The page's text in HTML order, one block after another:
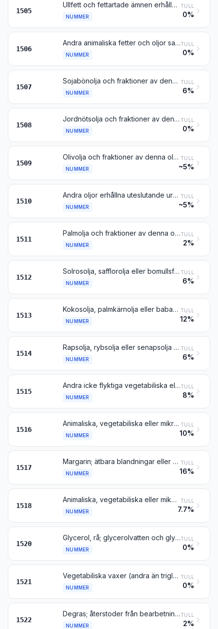
1505
Ullfett och fettartade ämnen erhållna ur ullfett (inbegripet lanolin)
NUMMER
TULL
0%
1506
Andra animaliska fetter och oljor samt fraktioner av sådana fetter och oljor, även raffinerade men inte kemiskt modifierade
NUMMER
TULL
0%
1507
Sojabönolja och fraktioner av denna olja, även raffinerade men inte kemiskt modifierade
NUMMER
TULL
6%
1508
Jordnötsolja och fraktioner av denna olja, även raffinerade men inte kemiskt modifierade
NUMMER
TULL
0%
1509
Olivolja och fraktioner av denna olja, även raffinerade men inte kemiskt modifierade
NUMMER
TULL
~5%
1510
Andra oljor erhållna uteslutande ur oliver samt fraktioner av sådana oljor, även raffinerade men inte kemiskt modifierade, inbegripet blandningar av dessa oljor eller fraktioner med oljor eller fraktioner enligt nr 1509
NUMMER
TULL
~5%
1511
Palmolja och fraktioner av denna olja, även raffinerade men inte kemiskt modifierade
NUMMER
TULL
2%
1512
Solrosolja, safflorolja eller bomullsfröolja samt fraktioner av dessa oljor, även raffinerade men inte kemiskt modifierade
NUMMER
TULL
6%
1513
Kokosolja, palmkärnolja eller babassuolja samt fraktioner av dessa oljor, även raffinerade men inte kemiskt modifierade
NUMMER
TULL
12%
1514
Rapsolja, rybsolja eller senapsolja samt fraktioner av dessa oljor, även raffinerade men inte kemiskt modifierade
NUMMER
TULL
6%
1515
Andra icke flyktiga vegetabiliska eller mikrobiella fetter och oljor (inbegripet jojobaolja) samt fraktioner av sådana fetter och oljor, även raffinerade men inte kemiskt modifierade
NUMMER
TULL
8%
1516
Animaliska, vegetabiliska eller mikrobiella fetter och oljor samt fraktioner av sådana fetter och oljor, som helt eller delvis hydrerats, omförestrats (även internt) eller elaidiniserats, även raffinerade men inte vidare bearbetade
NUMMER
TULL
10%
1517
Margarin; ätbara blandningar eller beredningar av animaliska, vegetabiliska eller mikrobiella fetter eller oljor eller av fraktioner av olika fetter eller oljor enligt detta kapitel, andra än ätbara fetter eller oljor eller fraktioner av sådana fetter eller oljor enligt nr 1516
NUMMER
TULL
16%
1518
Animaliska, vegetabiliska eller mikrobiella fetter och oljor samt fraktioner av sådana fetter och oljor, kokta, oxiderade, dehydratiserade, faktiserade, blåsta, polymeriserade genom upphettning i vakuum eller i inert gas eller på annat sätt kemiskt modifierade, med undantag av produkter enligt nr 1516; oätliga blandningar eller beredningar av animaliska, vegetabiliska eller mikrobiella fetter eller oljor eller av fraktioner av olika fetter eller oljor enligt detta kapitel, inte nämnda eller inbegripna någon annanstans
NUMMER
TULL
7.7%
1520
Glycerol, rå; glycerolvatten och glycerollut
NUMMER
TULL
0%
1521
Vegetabiliska vaxer (andra än triglycerider), bivax, andra insektsvaxer samt spermaceti (valrav), även raffinerade eller färgade
NUMMER
TULL
0%
1522
Degras; återstoder från bearbetning av fettartade ämnen eller av animaliska eller vegetabiliska vaxer
NUMMER
TULL
2%